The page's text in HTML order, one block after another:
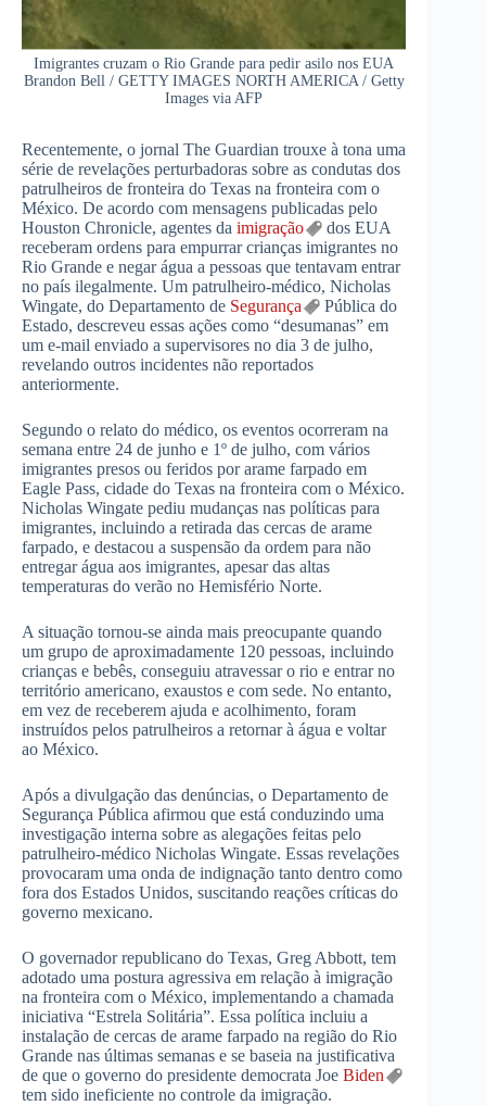
Imigrantes cruzam o Rio Grande para pedir asilo nos EUA
Brandon Bell / GETTY IMAGES NORTH AMERICA / Getty
Images via AFP
Recentemente, o jornal The Guardian trouxe à tona uma
série de revelações perturbadoras sobre as condutas dos
patrulheiros de fronteira do Texas na fronteira com o
México. De acordo com mensagens publicadas pelo
Houston Chronicle, agentes da imigração
dos EUA
receberam ordens para empurrar crianças imigrantes no
Rio Grande e negar água a pessoas que tentavam entrar
no país ilegalmente. Um patrulheiro-médico, Nicholas
Wingate, do Departamento de Segurança
Pública do
Estado, descreveu essas ações como “desumanas” em
um e-mail enviado a supervisores no dia 3 de julho,
revelando outros incidentes não reportados
anteriormente.
Segundo o relato do médico, os eventos ocorreram na
semana entre 24 de junho e 1º de julho, com vários
imigrantes presos ou feridos por arame farpado em
Eagle Pass, cidade do Texas na fronteira com o México.
Nicholas Wingate pediu mudanças nas políticas para
imigrantes, incluindo a retirada das cercas de arame
farpado, e destacou a suspensão da ordem para não
entregar água aos imigrantes, apesar das altas
temperaturas do verão no Hemisfério Norte.
A situação tornou-se ainda mais preocupante quando
um grupo de aproximadamente 120 pessoas, incluindo
crianças e bebês, conseguiu atravessar o rio e entrar no
território americano, exaustos e com sede. No entanto,
em vez de receberem ajuda e acolhimento, foram
instruídos pelos patrulheiros a retornar à água e voltar
ao México.
Após a divulgação das denúncias, o Departamento de
Segurança Pública afirmou que está conduzindo uma
investigação interna sobre as alegações feitas pelo
patrulheiro-médico Nicholas Wingate. Essas revelações
provocaram uma onda de indignação tanto dentro como
fora dos Estados Unidos, suscitando reações críticas do
governo mexicano.
O governador republicano do Texas, Greg Abbott, tem
adotado uma postura agressiva em relação à imigração
na fronteira com o México, implementando a chamada
iniciativa “Estrela Solitária”. Essa política incluiu a
instalação de cercas de arame farpado na região do Rio
Grande nas últimas semanas e se baseia na justificativa
de que o governo do presidente democrata Joe Biden
tem sido ineficiente no controle da imigração.